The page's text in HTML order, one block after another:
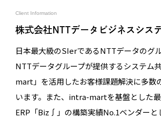
Client Information
株式会社NTTデータビジネスシス
日本最大級のSIerであるNTTデータのグ
NTTデータグループが提供するシステム
mart」を活用したお客様課題解決に多数
います。また、intra-martを基盤とした
ERP「Biz∫」の構築実績No.1ベンダーと